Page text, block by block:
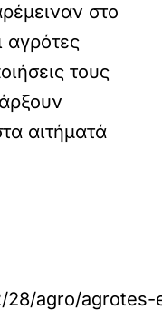
στο
αγρότες
τους
αιτήματά
28/agro/